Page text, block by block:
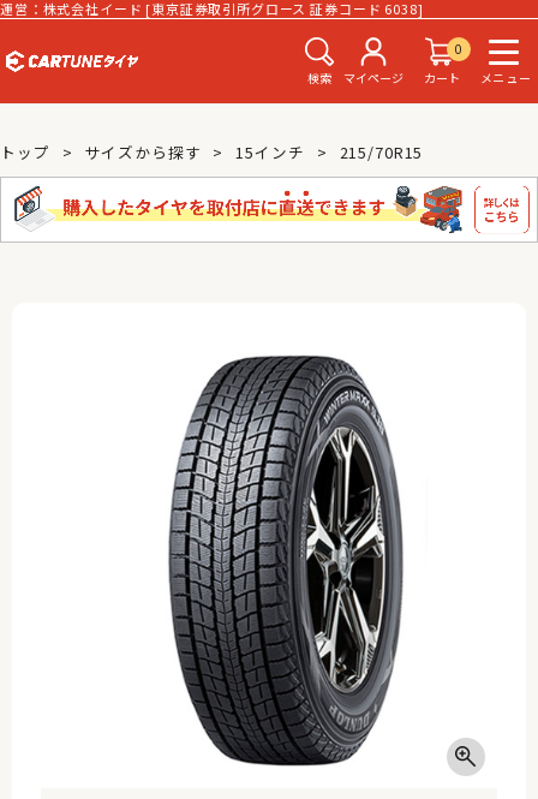
運営：株式会社イード [東京証券取引所グロース 証券コード 6038]
検索 マイページ
0
カート
メニュー
トップ サイズから探す 15インチ 215/70R15